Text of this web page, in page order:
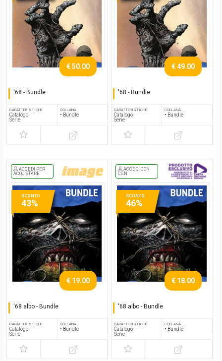
'68 - Bundle
€ 50.00
CARATTERISTICHE
Catalogo
Serie
COLLANA
• Bundle
'68 - Bundle
€ 49.00
CARATTERISTICHE
Catalogo
Serie
COLLANA
• Bundle
ACCEDI PER
ACQUISTARE
'68 albo - Bundle
€ 19.00
CARATTERISTICHE
Catalogo
Serie
COLLANA
• Bundle
SCONTO
43%
ACCEDI CON
CGN
'68 albo - Bundle
€ 18.00
CARATTERISTICHE
Catalogo
Serie
COLLANA
• Bundle
SCONTO
46%